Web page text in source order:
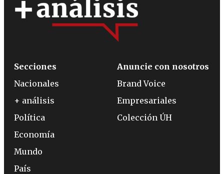
Secciones
Nacionales
+ análisis
Política
Economía
Mundo
País
Anuncie con nosotros
Brand Voice
Empresariales
Colección ÚH